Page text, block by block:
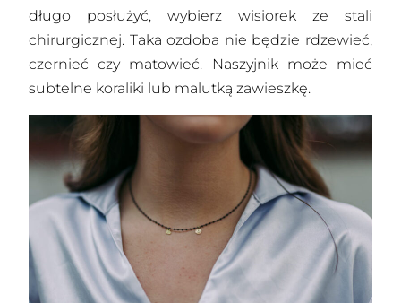
długo posłużyć, wybierz wisiorek ze stali
chirurgicznej. Taka ozdoba nie będzie rdzewieć,
czernieć czy matowieć. Naszyjnik może mieć
subtelne koraliki lub malutką zawieszkę.